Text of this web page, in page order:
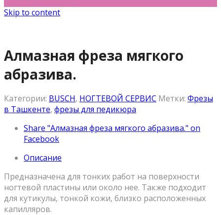
Skip to content
Алмазная фреза мягкого
абразива.
Категории: BUSCH, НОГТЕВОЙ СЕРВИС Метки: Фрезы
в Ташкенте, фрезы для педикюра
Share "Алмазная фреза мягкого абразива." on
Facebook
Описание
Предназначена для тонких работ на поверхности
ногтевой пластины или около нее. Также подходит
для кутикулы, тонкой кожи, близко расположенных
капилляров.